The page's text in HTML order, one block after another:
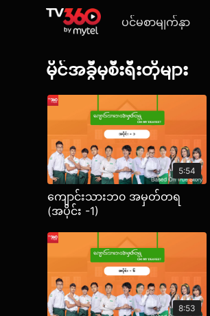
ပင်မစာမျက်နှာ
မိုင်အခွီမှစီးရီးတိုများ
5:54
ကျောင်းသားဘ၀ အမှတ်တရ
(အပိုင်း -1)
8:53